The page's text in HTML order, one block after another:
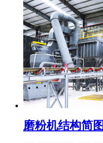
磨粉机结构简图